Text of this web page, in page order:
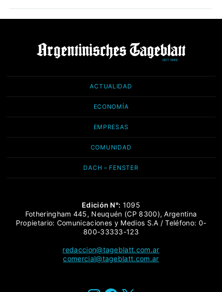
ACTUALIDAD
ECONOMÍA
EMPRESAS
COMUNIDAD
DACH – FENSTER
Edición N°: 1095
Fotheringham 445, Neuquén (CP 8300), Argentina
Propietario: Comunicaciones y Medios S.A / Teléfono: 0-
800-33333-123
redaccion@tageblatt.com.ar
comercial@tageblatt.com.ar